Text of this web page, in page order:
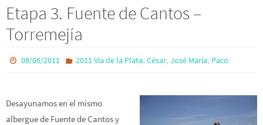
Etapa 3. Fuente de Cantos –
Torremejía
08/06/2011 2011 Vía de la Plata, César, José María, Paco
Desayunamos en el mismo
albergue de Fuente de Cantos y